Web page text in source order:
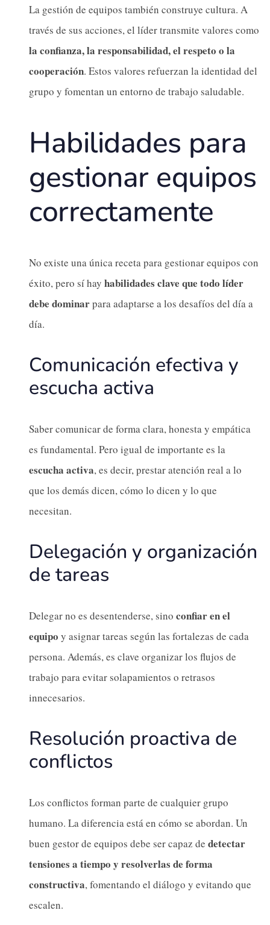
La gestión de equipos también construye cultura. A
través de sus acciones, el líder transmite valores como
la confianza, la responsabilidad, el respeto o la
cooperación. Estos valores refuerzan la identidad del
grupo y fomentan un entorno de trabajo saludable.
Habilidades para
gestionar equipos
correctamente
No existe una única receta para gestionar equipos con
éxito, pero sí hay habilidades clave que todo líder
debe dominarpara adaptarse a los desafíos del día a
día.
Comunicación efectiva y
escucha activa
Saber comunicar de forma clara, honesta y empática
es fundamental. Pero igual de importante es la
escucha activa, es decir, prestar atención real a lo
que los demás dicen, cómo lo dicen y lo que
necesitan.
Delegación y organización
de tareas
Delegar no es desentenderse, sino confiar en el
equipo y asignar tareas según las fortalezas de cada
persona. Además, es clave organizar los flujos de
trabajo para evitar solapamientos o retrasos
innecesarios.
Resolución proactiva de
conflictos
Los conflictos forman parte de cualquier grupo
humano. La diferencia está en cómo se abordan. Un
buen gestor de equipos debe ser capaz de detectar
tensiones a tiempo y resolverlas de forma
constructiva, fomentando el diálogo y evitando que
escalen.